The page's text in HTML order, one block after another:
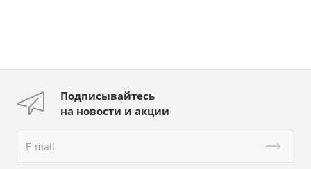
Подписывайтесь
на новости и акции